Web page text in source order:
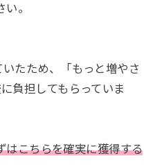
。
たため、「もっと増やさ
負担してもらっていま
はこちらを確実に獲得する